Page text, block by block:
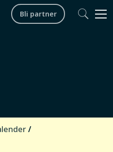
Bli partner
/
Nordkjosbotn